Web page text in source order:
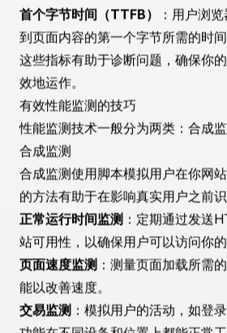
Shopify性能监测涉及定期跟踪与网
键指标。这可能包括服务器响应时
户互动数据。通过关注这些指标，
问题，避免对客户体验产生影响。
需要关注的关键指标
页面加载速度：页面加载越快，用
率也越高。
服务器响应时间：测量服务器对浏
快速的响应时间对性能至关重要。
错误率：高错误率可能表明潜在的
扰用户体验。
首个字节时间（TTFB）：用户浏
到页面内容的第一个字节所需的时间
这些指标有助于诊断问题，确保你